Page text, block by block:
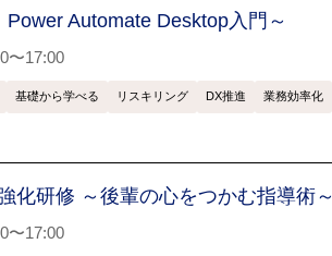
Automate Desktop入門～
〜17:00
基礎から学べる リスキリング DX推進 業務効率化
化研修 ～後輩の心をつかむ指導術～
〜17:00